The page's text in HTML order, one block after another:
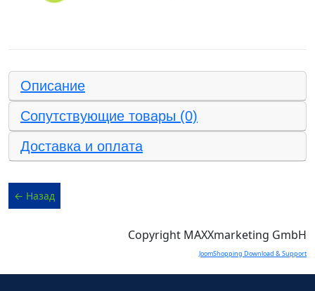
Описание
Сопутствующие товары (0)
Доставка и оплата
Copyright MAXXmarketing GmbH
JoomShopping Download & Support